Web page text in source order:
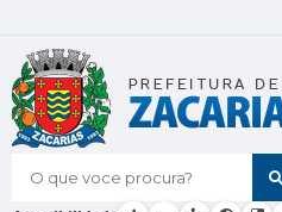
O que voce procura?